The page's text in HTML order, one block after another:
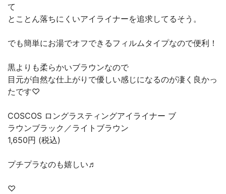
て
とことん落ちにくいアイライナーを追求してるそう。
でも簡単にお湯でオフできるフィルムタイプなので便利！
黒よりも柔らかいブラウンなので
目元が自然な仕上がりで優しい感じになるのが凄く良かっ
たです♡
COSCOS ロングラスティングアイライナー ブ
ラウンブラック／ライトブラウン
1,650円 (税込)
プチプラなのも嬉しい♬
♡